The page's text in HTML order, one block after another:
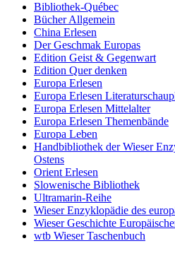
Bibliothek-Québec
Bücher Allgemein
China Erlesen
Der Geschmak Europas
Edition Geist & Gegenwart
Edition Quer denken
Europa Erlesen
Europa Erlesen
Europa Erlesen Mittelalter
Europa Erlesen Themenbände
Europa Leben
Handbibliothek der Wieser
Ostens
Orient Erlesen
Slowenische Bibliothek
Ultramarin-Reihe
Wieser Enzyklopädie des
Wieser Geschichte
wtb Wieser Taschenbuch